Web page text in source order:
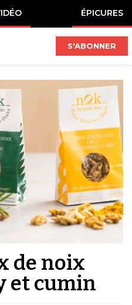
ÉPICURES
S'ABONNER
de noix
et cumin